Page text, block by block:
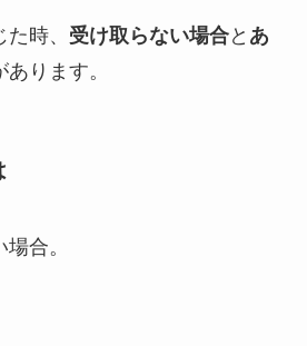
時、 受け取らない場合と あ
あります。
合。